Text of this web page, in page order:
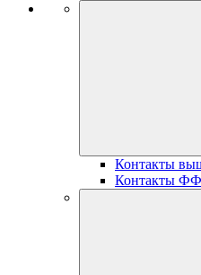
Контакты
Контакты